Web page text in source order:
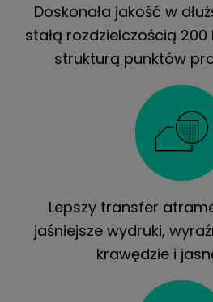
Doskonała jakość w
stałą rozdzielczością
strukturą punktów
Lepszy transfer
jaśniejsze wydruki,
krawędzie i